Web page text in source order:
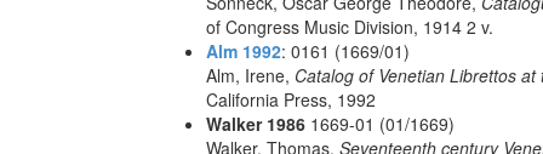
of Congress Music Division, 1914 2 v.
Alm 1992: 0161 (1669/01)
Alm, Irene, Catalog of Venetian Librettos
California Press, 1992
Walker 1986 1669-01 (01/1669)
Walker, Thomas, Seventeenth century